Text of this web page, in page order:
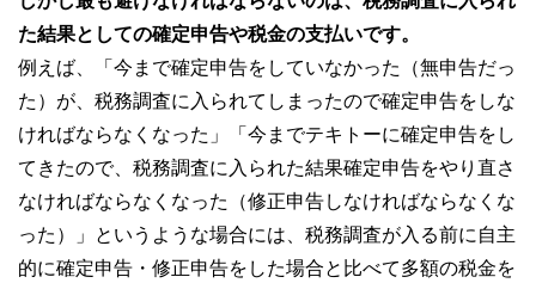
た結果としての確定申告や税金の支払いです。
例えば、「今まで確定申告をしていなかった（無申告だっ
た）が、税務調査に入られてしまったので確定申告をしな
ければならなくなった」「今までテキトーに確定申告をし
てきたので、税務調査に入られた結果確定申告をやり直さ
なければならなくなった（修正申告しなければならなくな
った）」というような場合には、税務調査が入る前に自主
的に確定申告・修正申告をした場合と比べて多額の税金を